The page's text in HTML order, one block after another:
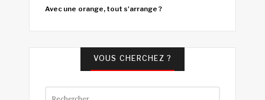
Avec une orange, tout s'arrange ?
VOUS CHERCHEZ ?